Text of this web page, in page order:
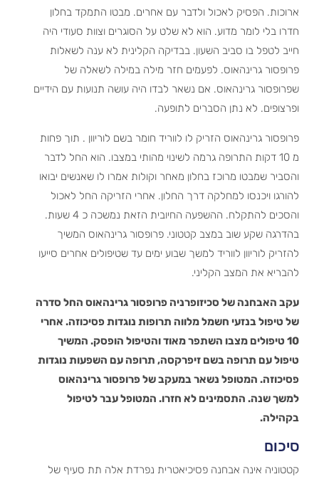
ארוכות. הפסיק לאכול ולדבר עם אחרים. מבטו התמקד בחלון
חדרו בלי לומר מדוע. הוא לא שלט על הסוגרים וצוות סעודי היה
חייב לטפל בו סביב השעון. בבדיקה הקלינית לא ענה לשאלות
פרופסור גרינהאוס. לפעמים חזר מילה במילה לשאלה של
שפרופסור גרינהאוס. אם נשאר לבדו היה עושה תנועות עם הידיים
ופרצופים. לא נתן הסברים לתופעה.
פרופסור גרינהאוס הזריק לו לווריד חומר בשם לוריוון . תוך פחות
מ 10 דקות התרופה גרמה לשינוי מהותי במצבו. הוא החל לדבר
והסביר שמבטו מרוכז בחלון מאחר וקולות אמרו לו שאנשים יבואו
להורגו ויכנסו למחלקה דרך החלון. אחרי הזריקה החל לאכול
והסכים להתקלח. ההשפעה החיובית הזאת נמשכה כ 4 שעות.
בהדרגה שקע שוב במצב קטטוני. פרופסור גרינהאוס המשיך
להזריק לוריוון לווריד למשך שבוע ימים עד שטיפולים אחרים סייעו
להבריא את המצב הקליני.
עקב האבחנה של סכיזופרניה פרופסור גרינהאוס החל סדרה
של טיפול בנזעי חשמל מלווה תרופות נוגדות פסיכוזה. אחרי
10 טיפולים מצבו השתפר מאוד והטיפול הופסק. המשיך
טיפול עם תרופה בשם זיפרקסה, תרופה עם השפעות נוגדות
פסיכוזה. המטופל נשאר במעקב של פרופסור גרינהאוס
למשך שנה. התסמינים לא חזרו. המטופל עבר לטיפול
בקהילה.
סיכום
קטטוניה אינה אבחנה פסיכיאטרית נפרדת אלה תת סעיף של